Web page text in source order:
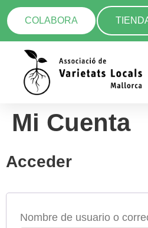
COLABORA
Mi Cuenta
Acceder
Nombre de usuario o